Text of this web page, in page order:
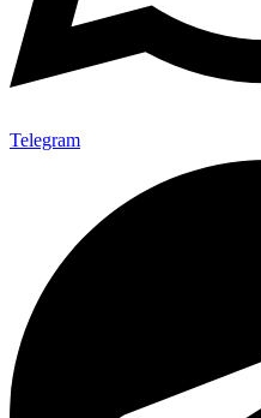
Telegram